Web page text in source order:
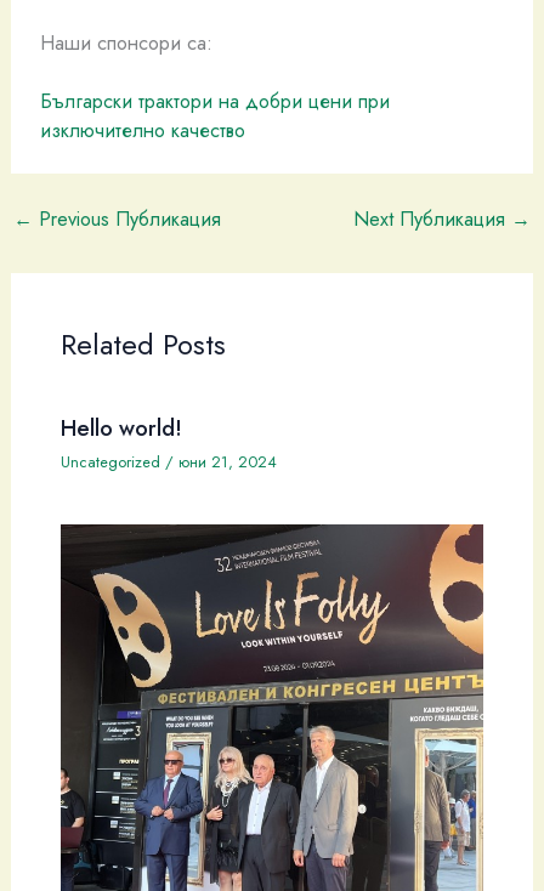
Наши спонсори са:
Български трактори на добри цени при
изключително качество
← Previous Публикация Next Публикация →
Related Posts
Hello world!
Uncategorized / юни 21, 2024